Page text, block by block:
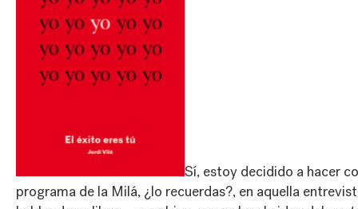
Sí, estoy decidido a hacer
programa de la Milá, ¿lo recuerdas?, en aquella